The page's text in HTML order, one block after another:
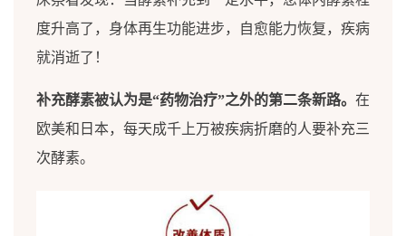
度升高了，身体再生功能进步，自愈能力恢复，疾病
就消逝了！
补充酵素被认为是“药物治疗”之外的第二条新路。 在
欧美和日本，每天成千上万被疾病折磨的人要补充三
次酵素。